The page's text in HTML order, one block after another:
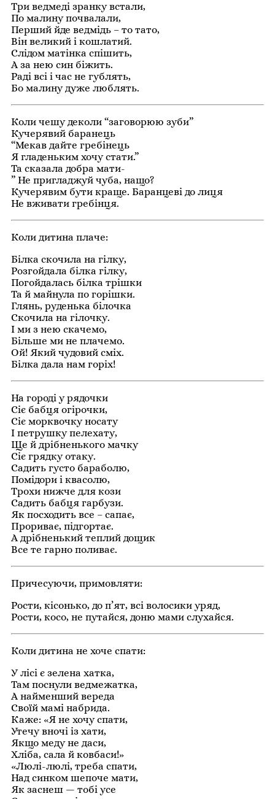
Три ведмеді зранку встали,
По малину почвалали,
Перший йде ведмідь – то тато,
Він великий і кошлатий.
Слідом матінка спішить,
А за нею син біжить.
Раді всі і час не гублять,
Бо малину дуже люблять.
Коли чешу деколи “заговорюю зуби”
Кучерявий баранець
“Мекав дайте гребінець
Я гладеньким хочу стати.”
Та сказала добра мати-
” Не пригладжуй чуба, нащо?
Кучерявим бути краще. Баранцеві до лиця
Не вживати гребінця.
Коли дитина плаче:
Білка скочила на гілку,
Розгойдала білка гілку,
Погойдалась білка трішки
Та й майнула по горішки.
Глянь, руденька білочка
Скочила на гілочку.
І ми з нею скачемо,
Більше ми не плачемо.
Ой! Який чудовий сміх.
Білка дала нам горіх!
На городі у рядочки
Сіє бабця огірочки,
Сіє морквочку носату
І петрушку пелехату,
Ще й дрібненького мачку
Сіє грядку отаку.
Садить густо бараболю,
Помідори і квасолю,
Трохи нижче для кози
Садить бабця гарбузи.
Як посходить все – сапає,
Прориває, підгортає.
А дрібненький теплий дощик
Все те гарно поливає.
Причесуючи, примовляти:
Рости, кісонько, до п’ят, всі волосики уряд,
Рости, косо, не путайся, доню мами слухайся.
Коли дитина не хоче спати:
У лісі є зелена хатка,
Там поснули ведмежатка,
А найменший вереда
Своїй мамі набрида.
Каже: «Я не хочу спати,
Утечу вночі із хати,
Якщо меду не даси,
Хліба, сала й ковбаси!»
«Люлі-люлі, треба спати,
Над синком шепоче мати,
Як заснеш — тобі усе